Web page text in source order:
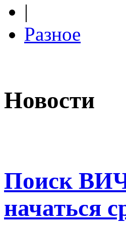
|
Разное
Новости
Поиск
начаться